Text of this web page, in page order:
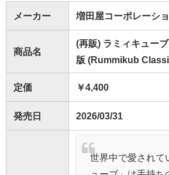
メーカー 増田屋コーポレーシ
商品名
(再販) ラミィキュー
版 (Rummikub
定価 ￥4,400
発売日 2026/03/31
世界中で愛されて